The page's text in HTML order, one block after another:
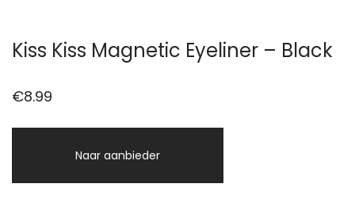
Kiss Kiss Magnetic Eyeliner – Black
€8.99
Naar aanbieder